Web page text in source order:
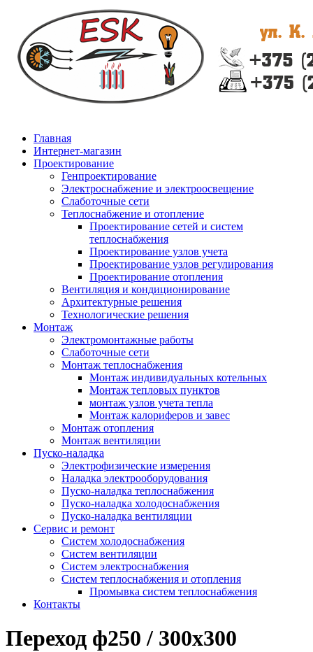
Главная
Интернет-магазин
Проектирование
Генпроектирование
Электроснабжение и электроосвещение
Слаботочные сети
Теплоснабжение и отопление
Проектирование сетей и систем
теплоснабжения
Проектирование узлов учета
Проектирование узлов регулирования
Проектирование отопления
Вентиляция и кондиционирование
Архитектурные решения
Технологические решения
Монтаж
Электромонтажные работы
Слаботочные сети
Монтаж теплоснабжения
Монтаж индивидуальных котельных
Монтаж тепловых пунктов
монтаж узлов учета тепла
Монтаж калориферов и завес
Монтаж отопления
Монтаж вентиляции
Пуско-наладка
Электрофизические измерения
Наладка электрооборудования
Пуско-наладка теплоснабжения
Пуско-наладка холодоснабжения
Пуско-наладка вентиляции
Сервис и ремонт
Систем холодоснабжения
Систем вентиляции
Систем электроснабжения
Систем теплоснабжения и отопления
Промывка систем теплоснабжения
Контакты
Переход ф250 / 300х300